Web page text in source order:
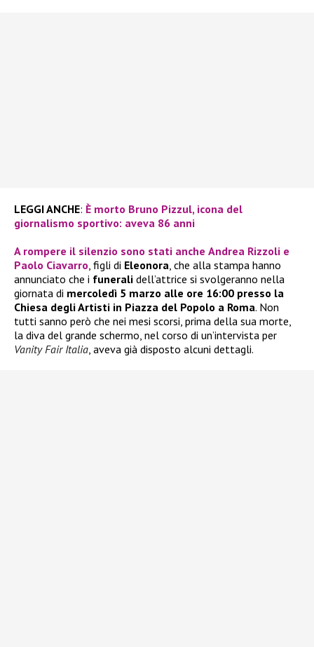
LEGGI ANCHE: È morto Bruno Pizzul, icona del
giornalismo sportivo: aveva 86 anni
A rompere il silenzio sono stati anche Andrea Rizzoli e
Paolo Ciavarro, figli di Eleonora, che alla stampa hanno
annunciato che i funerali dell’attrice si svolgeranno nella
giornata di mercoledì 5 marzo alle ore 16:00 presso la
Chiesa degli Artisti in Piazza del Popolo a Roma. Non
tutti sanno però che nei mesi scorsi, prima della sua morte,
la diva del grande schermo, nel corso di un’intervista per
Vanity Fair Italia, aveva già disposto alcuni dettagli.